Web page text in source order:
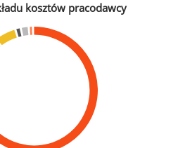
kosztów pracodawcy